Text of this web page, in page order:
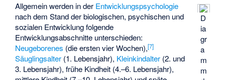
D
ia
gr
a
m
m
Allgemein werden in der Entwicklungspsychologie
nach dem Stand der biologischen, psychischen und
sozialen Entwicklung folgende
Entwicklungsabschnitte unterschieden:
Neugeborenes (die ersten vier Wochen),[7]
Säuglingsalter (1. Lebensjahr), Kleinkindalter (2. und
3. Lebensjahr), frühe Kindheit (4.–6. Lebensjahr),